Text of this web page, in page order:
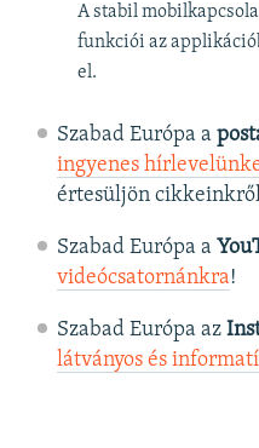
A stabil
funkciói az
el.
Szabad Európa a
ingyenes
értesüljön
Szabad Európa a
videócsatornánkra!
Szabad Európa az
látványos és